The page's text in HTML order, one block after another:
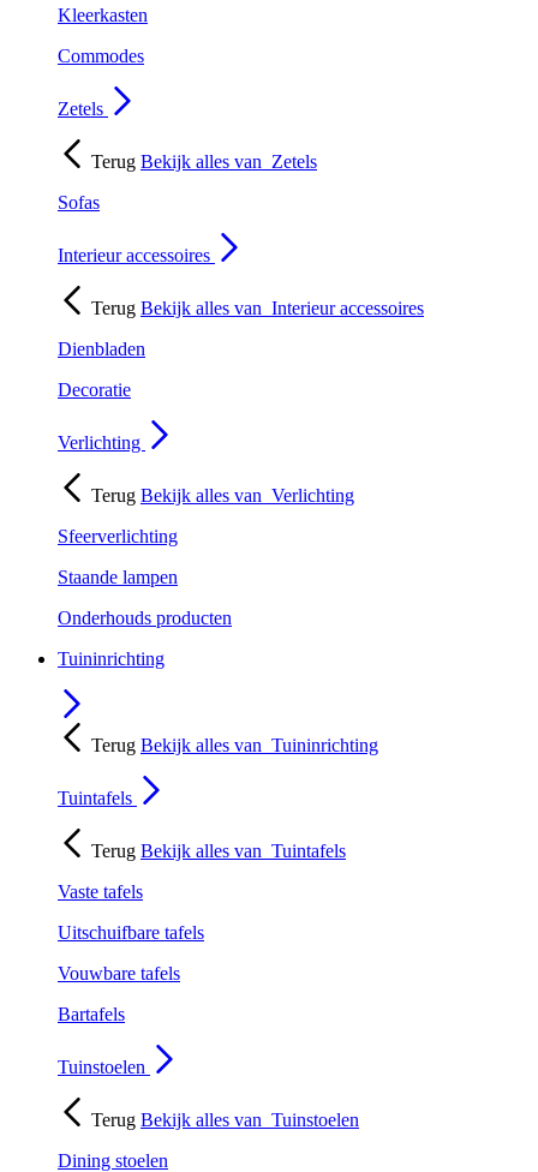
Kleerkasten
Commodes
Zetels
Terug Bekijk alles van Zetels
Sofas
Interieur accessoires
Terug Bekijk alles van Interieur accessoires
Dienbladen
Decoratie
Verlichting
Terug Bekijk alles van Verlichting
Sfeerverlichting
Staande lampen
Onderhouds producten
Tuininrichting
Terug Bekijk alles van Tuininrichting
Tuintafels
Terug Bekijk alles van Tuintafels
Vaste tafels
Uitschuifbare tafels
Vouwbare tafels
Bartafels
Tuinstoelen
Terug Bekijk alles van Tuinstoelen
Dining stoelen